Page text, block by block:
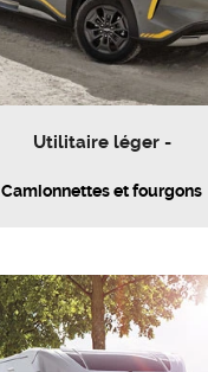
Utilitaire léger -
Camionnettes et fourgons